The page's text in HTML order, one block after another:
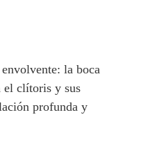
la boca
el clítoris y sus
profunda y